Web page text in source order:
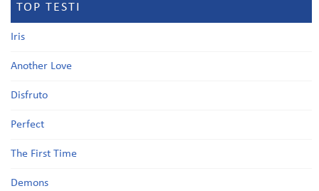
TOP TESTI
Iris
Another Love
Disfruto
Perfect
The First Time
Demons